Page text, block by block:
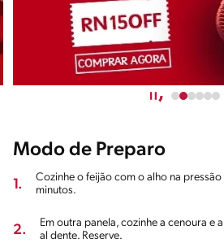
Modo de Preparo
1.
Cozinhe o feijão com o alho na
minutos.
2.
Em outra panela, cozinhe a cenoura e
al dente. Reserve.